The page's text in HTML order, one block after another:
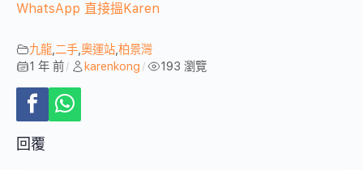
WhatsApp 直接搵Karen
九龍 二手 奧運站 柏景灣
1 年 前 / karenkong / 193 瀏覽
回覆